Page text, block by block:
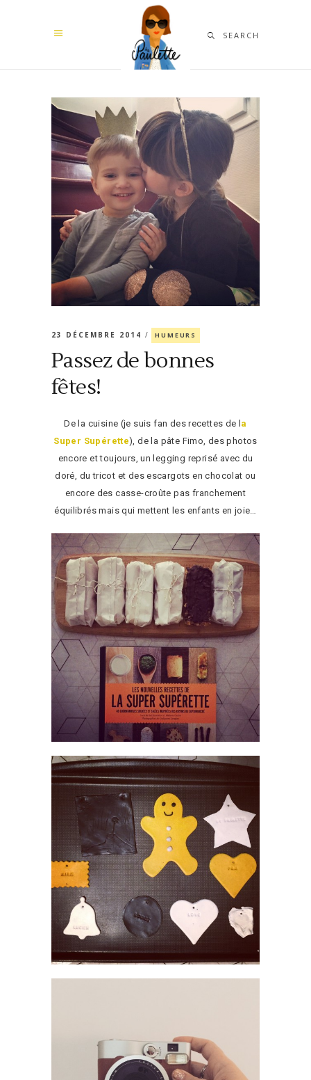
SEARCH
23 DÉCEMBRE 2014 HUMEURS
Passez de bonnes
fêtes!
De la cuisine (je suis fan des recettes de l a
Super Supérette), de la pâte Fimo, des photos
encore et toujours, un legging reprisé avec du
doré, du tricot et des escargots en chocolat ou
encore des casse-croûte pas franchement
équilibrés mais qui mettent les enfants en joie…